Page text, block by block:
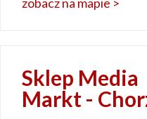
Sklep Media
Markt -